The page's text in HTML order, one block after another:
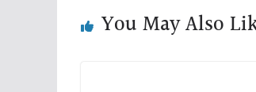
You May Also